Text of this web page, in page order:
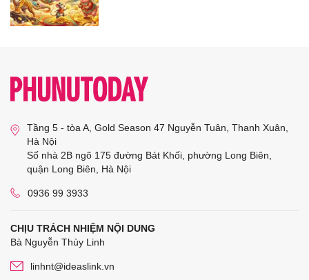
Tầng 5 - tòa A, Gold Season 47 Nguyễn Tuân, Thanh Xuân,
Hà Nội
Số nhà 2B ngõ 175 đường Bát Khối, phường Long Biên,
quận Long Biên, Hà Nội
0936 99 3933
CHỊU TRÁCH NHIỆM NỘI DUNG
Bà Nguyễn Thùy Linh
linhnt@ideaslink.vn